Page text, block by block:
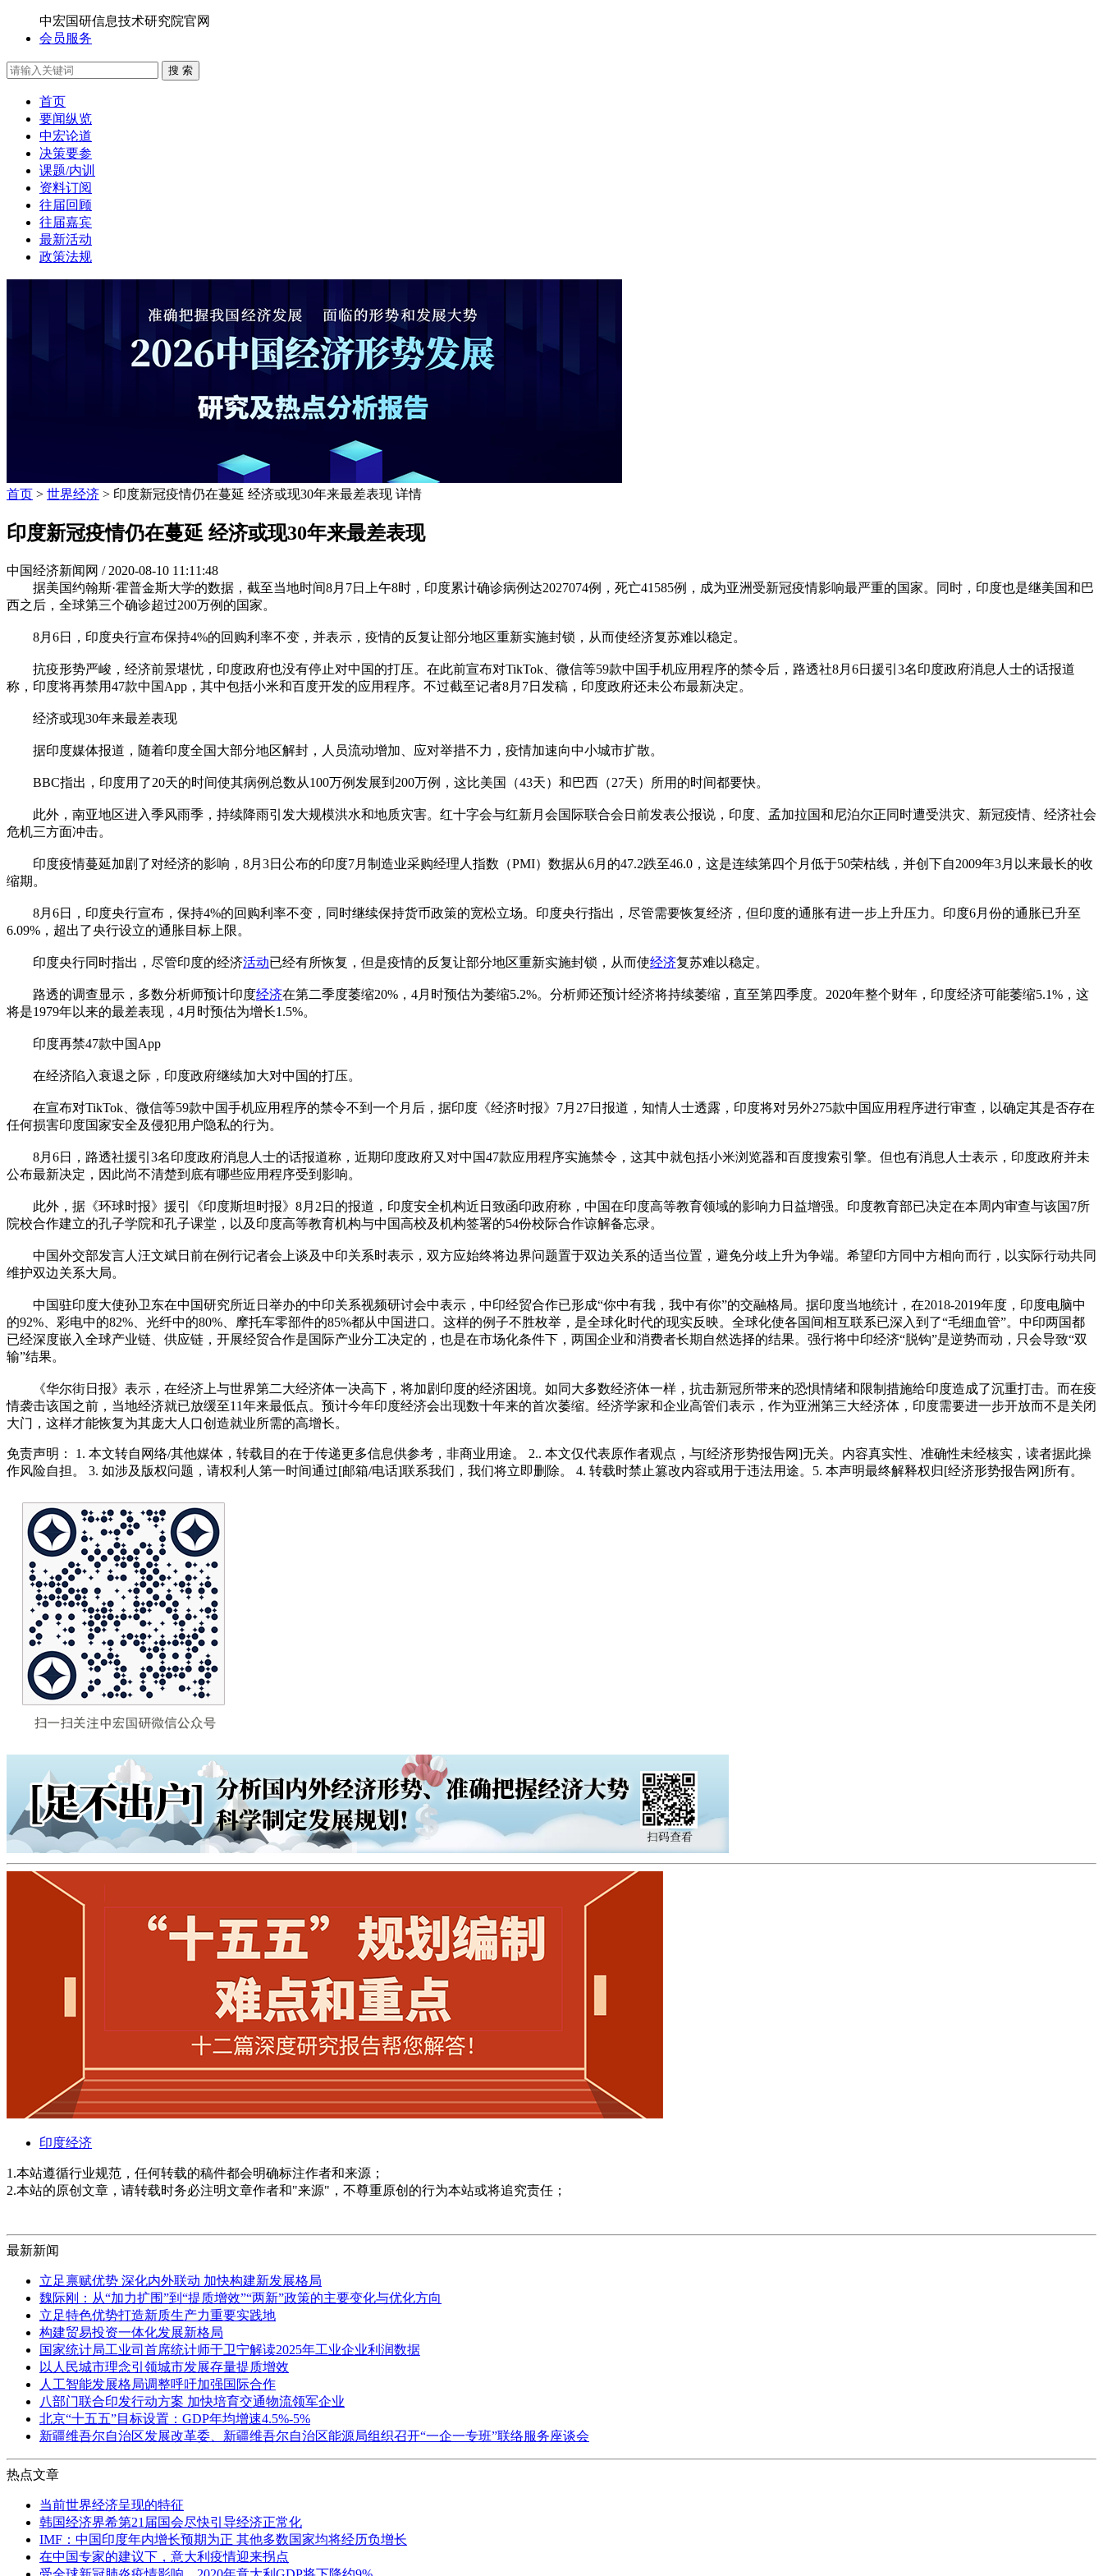
中宏国研信息技术研究院官网
会员服务
搜 索
首页
要闻纵览
中宏论道
决策要参
课题/内训
资料订阅
往届回顾
往届嘉宾
最新活动
政策法规
首页 > 世界经济 > 印度新冠疫情仍在蔓延 经济或现30年来最差表现 详情
印度新冠疫情仍在蔓延 经济或现30年来最差表现
中国经济新闻网 / 2020-08-10 11:11:48
据美国约翰斯·霍普金斯大学的数据，截至当地时间8月7日上午8时，印度累计确诊病例达2027074例，死亡41585例，成为亚洲受新冠疫情影响最严重的国家。同时，印度也是继美国和巴
西之后，全球第三个确诊超过200万例的国家。
8月6日，印度央行宣布保持4%的回购利率不变，并表示，疫情的反复让部分地区重新实施封锁，从而使经济复苏难以稳定。
抗疫形势严峻，经济前景堪忧，印度政府也没有停止对中国的打压。在此前宣布对TikTok、微信等59款中国手机应用程序的禁令后，路透社8月6日援引3名印度政府消息人士的话报道
称，印度将再禁用47款中国App，其中包括小米和百度开发的应用程序。不过截至记者8月7日发稿，印度政府还未公布最新决定。
经济或现30年来最差表现
据印度媒体报道，随着印度全国大部分地区解封，人员流动增加、应对举措不力，疫情加速向中小城市扩散。
BBC指出，印度用了20天的时间使其病例总数从100万例发展到200万例，这比美国（43天）和巴西（27天）所用的时间都要快。
此外，南亚地区进入季风雨季，持续降雨引发大规模洪水和地质灾害。红十字会与红新月会国际联合会日前发表公报说，印度、孟加拉国和尼泊尔正同时遭受洪灾、新冠疫情、经济社会
危机三方面冲击。
印度疫情蔓延加剧了对经济的影响，8月3日公布的印度7月制造业采购经理人指数（PMI）数据从6月的47.2跌至46.0，这是连续第四个月低于50荣枯线，并创下自2009年3月以来最长的收
缩期。
8月6日，印度央行宣布，保持4%的回购利率不变，同时继续保持货币政策的宽松立场。印度央行指出，尽管需要恢复经济，但印度的通胀有进一步上升压力。印度6月份的通胀已升至
6.09%，超出了央行设立的通胀目标上限。
印度央行同时指出，尽管印度的经济活动已经有所恢复，但是疫情的反复让部分地区重新实施封锁，从而使经济复苏难以稳定。
路透的调查显示，多数分析师预计印度经济在第二季度萎缩20%，4月时预估为萎缩5.2%。分析师还预计经济将持续萎缩，直至第四季度。2020年整个财年，印度经济可能萎缩5.1%，这
将是1979年以来的最差表现，4月时预估为增长1.5%。
印度再禁47款中国App
在经济陷入衰退之际，印度政府继续加大对中国的打压。
在宣布对TikTok、微信等59款中国手机应用程序的禁令不到一个月后，据印度《经济时报》7月27日报道，知情人士透露，印度将对另外275款中国应用程序进行审查，以确定其是否存在
任何损害印度国家安全及侵犯用户隐私的行为。
8月6日，路透社援引3名印度政府消息人士的话报道称，近期印度政府又对中国47款应用程序实施禁令，这其中就包括小米浏览器和百度搜索引擎。但也有消息人士表示，印度政府并未
公布最新决定，因此尚不清楚到底有哪些应用程序受到影响。
此外，据《环球时报》援引《印度斯坦时报》8月2日的报道，印度安全机构近日致函印政府称，中国在印度高等教育领域的影响力日益增强。印度教育部已决定在本周内审查与该国7所
院校合作建立的孔子学院和孔子课堂，以及印度高等教育机构与中国高校及机构签署的54份校际合作谅解备忘录。
中国外交部发言人汪文斌日前在例行记者会上谈及中印关系时表示，双方应始终将边界问题置于双边关系的适当位置，避免分歧上升为争端。希望印方同中方相向而行，以实际行动共同
维护双边关系大局。
中国驻印度大使孙卫东在中国研究所近日举办的中印关系视频研讨会中表示，中印经贸合作已形成“你中有我，我中有你”的交融格局。据印度当地统计，在2018-2019年度，印度电脑中
的92%、彩电中的82%、光纤中的80%、摩托车零部件的85%都从中国进口。这样的例子不胜枚举，是全球化时代的现实反映。全球化使各国间相互联系已深入到了“毛细血管”。中印两国都
已经深度嵌入全球产业链、供应链，开展经贸合作是国际产业分工决定的，也是在市场化条件下，两国企业和消费者长期自然选择的结果。强行将中印经济“脱钩”是逆势而动，只会导致“双
输”结果。
《华尔街日报》表示，在经济上与世界第二大经济体一决高下，将加剧印度的经济困境。如同大多数经济体一样，抗击新冠所带来的恐惧情绪和限制措施给印度造成了沉重打击。而在疫
情袭击该国之前，当地经济就已放缓至11年来最低点。预计今年印度经济会出现数十年来的首次萎缩。经济学家和企业高管们表示，作为亚洲第三大经济体，印度需要进一步开放而不是关闭
大门，这样才能恢复为其庞大人口创造就业所需的高增长。
免责声明： 1. 本文转自网络/其他媒体，转载目的在于传递更多信息供参考，非商业用途。 2.. 本文仅代表原作者观点，与[经济形势报告网]无关。内容真实性、准确性未经核实，读者据此操
作风险自担。 3. 如涉及版权问题，请权利人第一时间通过[邮箱/电话]联系我们，我们将立即删除。 4. 转载时禁止篡改内容或用于违法用途。5. 本声明最终解释权归[经济形势报告网]所有。
印度经济
1.本站遵循行业规范，任何转载的稿件都会明确标注作者和来源；
2.本站的原创文章，请转载时务必注明文章作者和"来源"，不尊重原创的行为本站或将追究责任；
最新新闻
立足禀赋优势 深化内外联动 加快构建新发展格局
魏际刚：从“加力扩围”到“提质增效”“两新”政策的主要变化与优化方向
立足特色优势打造新质生产力重要实践地
构建贸易投资一体化发展新格局
国家统计局工业司首席统计师于卫宁解读2025年工业企业利润数据
以人民城市理念引领城市发展存量提质增效
人工智能发展格局调整呼吁加强国际合作
八部门联合印发行动方案 加快培育交通物流领军企业
北京“十五五”目标设置：GDP年均增速4.5%-5%
新疆维吾尔自治区发展改革委、新疆维吾尔自治区能源局组织召开“一企一专班”联络服务座谈会
热点文章
当前世界经济呈现的特征
韩国经济界希第21届国会尽快引导经济正常化
IMF：中国印度年内增长预期为正 其他多数国家均将经历负增长
在中国专家的建议下，意大利疫情迎来拐点